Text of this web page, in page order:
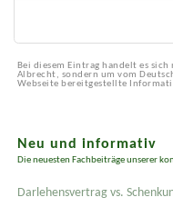
Bei diesem Eintrag handelt es
Albrecht, sondern um vom
Webseite bereitgestellte
Neu und informativ
Die neuesten Fachbeiträge unserer
Darlehensvertrag vs.